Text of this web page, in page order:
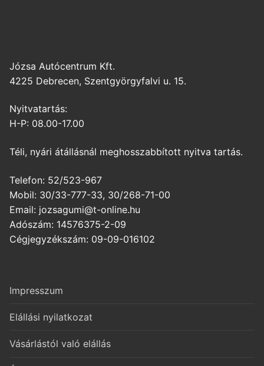
Józsa Autócentrum Kft.
4225 Debrecen, Szentgyörgyfalvi u. 15.
Nyitvatartás:
H-P: 08.00-17.00
Téli, nyári átállásnál meghosszabbított nyitva tartás.
Telefon: 52/523-967
Mobil: 30/33-777-33, 30/268-71-00
Email: jozsagumi@t-online.hu
Adószám: 14576375-2-09
Cégjegyzékszám: 09-09-016102
Impresszum
Elállási nyilatkozat
Vásárlástól való elállás